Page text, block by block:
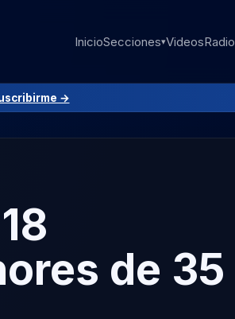
InicioSecciones▾VideosRadio
→
de 35